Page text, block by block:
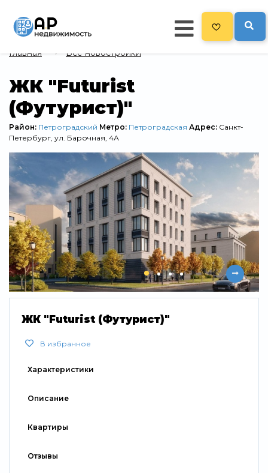
Главная
Все новостройки 478
Новостройки на карте
Блог
Черный список ЖК
Рекламодателям
Политика конфиденциальности
Карта сайта
Свернуть
Главная Все новостройки
ЖК "Futurist
(Футурист)"
Район: Петроградский Метро: Петроградская Адрес: Санкт-
Петербург, ул. Барочная, 4А
ЖК "Futurist (Футурист)"
В избранное
Характеристики
Описание
Квартиры
Отзывы